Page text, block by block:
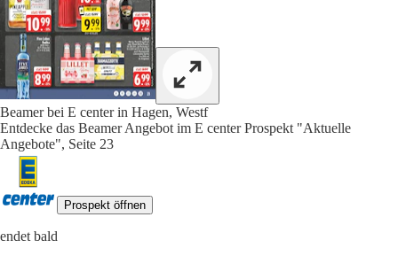
Beamer bei E center in Hagen, Westf
Entdecke das Beamer Angebot im E center Prospekt "Aktuelle
Angebote", Seite 23
Prospekt öffnen
endet bald